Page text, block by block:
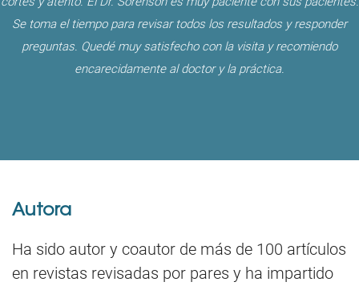
Se toma el tiempo para revisar todos los resultados y responder
preguntas. Quedé muy satisfecho con la visita y recomiendo
encarecidamente al doctor y la práctica.
Autora
Ha sido autor y coautor de más de 100 artículos
en revistas revisadas por pares y ha impartido